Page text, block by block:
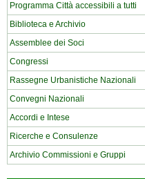
Programma Città accessibili a tutti
Biblioteca e Archivio
Assemblee dei Soci
Congressi
Rassegne Urbanistiche Nazionali
Convegni Nazionali
Accordi e Intese
Ricerche e Consulenze
Archivio Commissioni e Gruppi